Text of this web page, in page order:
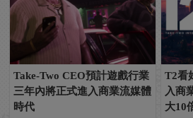
Take-Two CEO預計遊戲行業
三年內將正式進入商業流媒體
時代
T2看
入商
大10